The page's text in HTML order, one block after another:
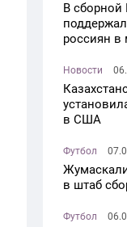
В сборной
россиян в
Новости
в США
Футбол
в штаб
Футбол